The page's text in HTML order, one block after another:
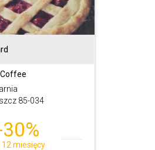
Coffee
85-034
12 miesięcy